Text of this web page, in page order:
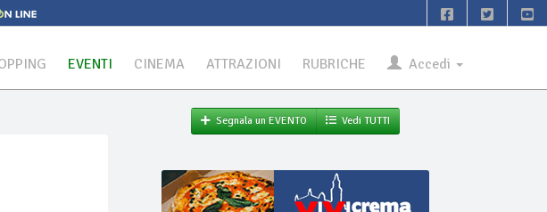
EVENTI CINEMA ATTRAZIONI RUBRICHE Accedi
Segnala un EVENTO Vedi TUTTI